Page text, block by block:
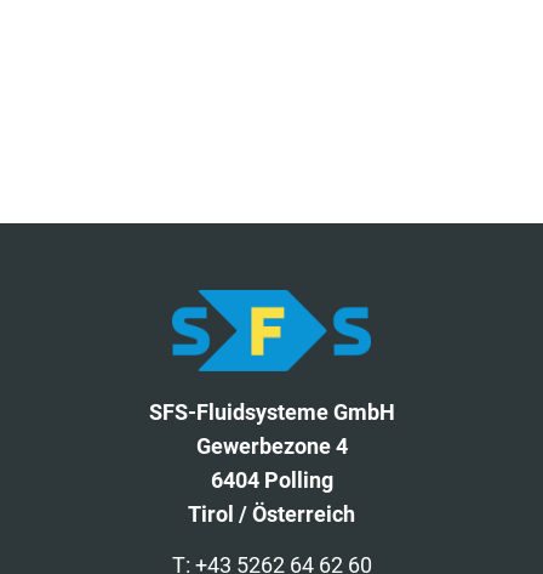
SFS-Fluidsysteme GmbH
Gewerbezone 4
6404 Polling
Tirol / Österreich
T: +43 5262 64 62 60